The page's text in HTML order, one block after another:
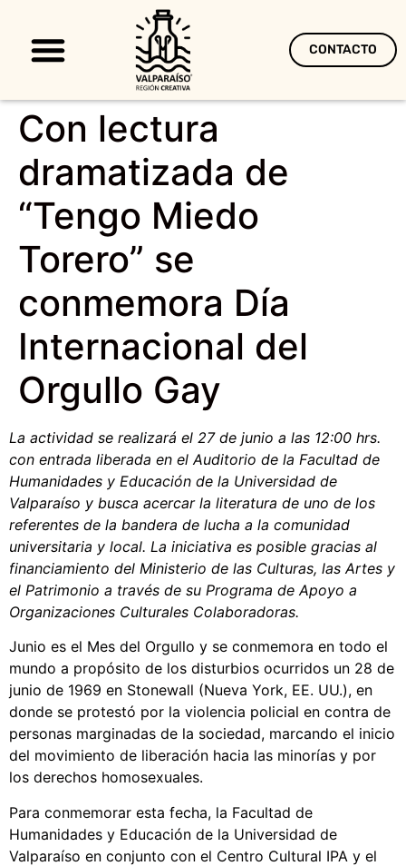
CONTACTO
Con lectura
dramatizada de
“Tengo Miedo
Torero” se
conmemora Día
Internacional del
Orgullo Gay
La actividad se realizará el 27 de junio a las 12:00 hrs.
con entrada liberada en el Auditorio de la Facultad de
Humanidades y Educación de la Universidad de
Valparaíso y busca acercar la literatura de uno de los
referentes de la bandera de lucha a la comunidad
universitaria y local. La iniciativa es posible gracias al
financiamiento del Ministerio de las Culturas, las Artes y
el Patrimonio a través de su Programa de Apoyo a
Organizaciones Culturales Colaboradoras.
Junio es el Mes del Orgullo y se conmemora en todo el
mundo a propósito de los disturbios ocurridos un 28 de
junio de 1969 en Stonewall (Nueva York, EE. UU.), en
donde se protestó por la violencia policial en contra de
personas marginadas de la sociedad, marcando el inicio
del movimiento de liberación hacia las minorías y por
los derechos homosexuales.
Para conmemorar esta fecha, la Facultad de
Humanidades y Educación de la Universidad de
Valparaíso en conjunto con el Centro Cultural IPA y el